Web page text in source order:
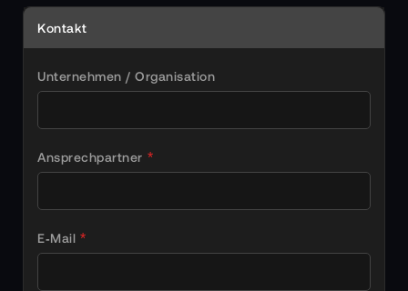
Kontakt
Unternehmen / Organisation
Ansprechpartner
E‑Mail